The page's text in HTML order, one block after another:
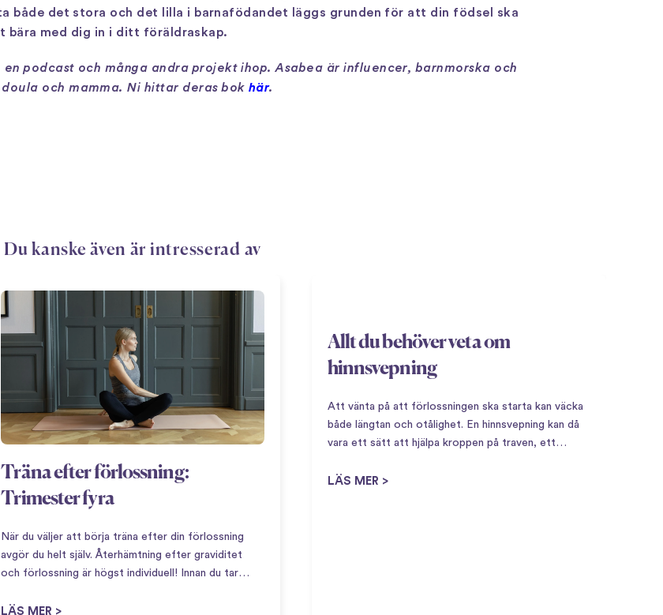
både det stora och det lilla i barnafödandet läggs grunden för att din födsel ska
bära med dig in i ditt föräldraskap.
podcast och många andra projekt ihop. Asabea är influencer, barnmorska och
och mamma. Ni hittar deras bok här.
Du kanske även är intresserad av
Träna efter förlossning:
Trimester fyra
När du väljer att börja träna efter din förlossning
avgör du helt själv. Återhämtning efter graviditet
och förlossning är högst individuell! Innan du tar
vara bra att definiera vad som menas…
LÄS MER >
Allt du behöver veta om
hinnsvepning
Att vänta på att förlossningen ska starta kan väcka
både längtan och otålighet. En hinnsvepning kan då
vara ett sätt att hjälpa kroppen på traven, ett
kroppen börjar bli redo. Vad är en hinnsvepning?…
LÄS MER >